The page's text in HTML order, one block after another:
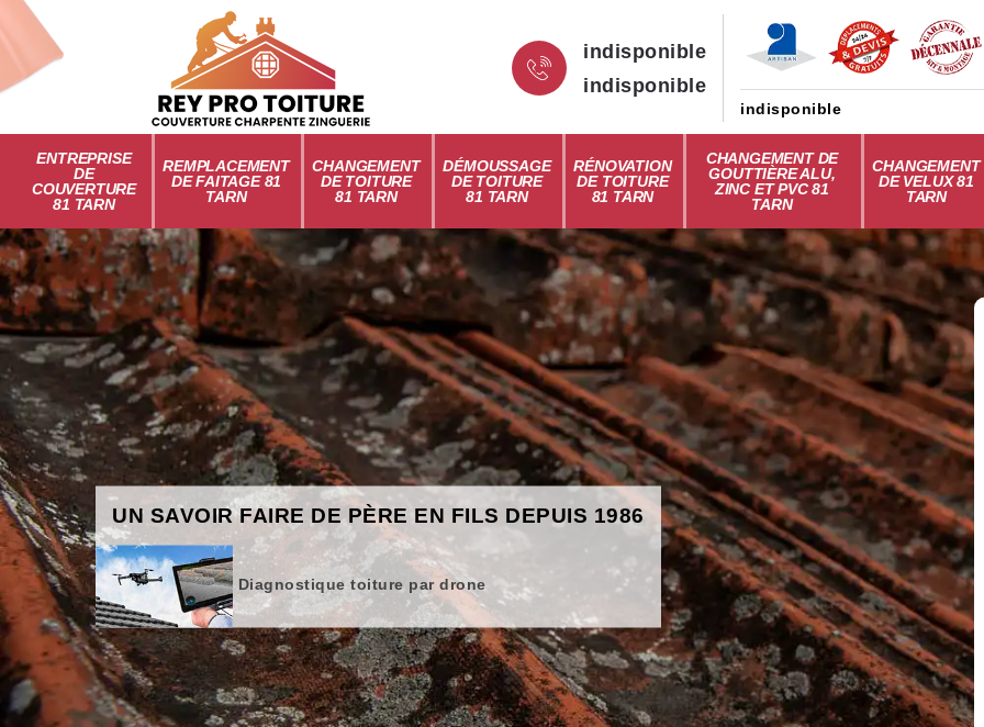
indisponible
indisponible
indisponible
ENTREPRISE
DE
COUVERTURE
81 TARN
REMPLACEMENT
DE FAITAGE 81
TARN
CHANGEMENT
DE TOITURE
81 TARN
DÉMOUSSAGE
DE TOITURE
81 TARN
RÉNOVATION
DE TOITURE
81 TARN
CHANGEMENT DE
GOUTTIÈRE ALU,
ZINC ET PVC 81
TARN
CHANGEMENT
DE VELUX 81
TARN
UN SAVOIR FAIRE DE PÈRE EN FILS DEPUIS 1986
Diagnostique toiture par drone